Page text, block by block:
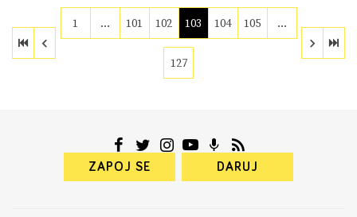
1 … 101 102 103 104 105 …
127
ZAPOJ SE DARUJ